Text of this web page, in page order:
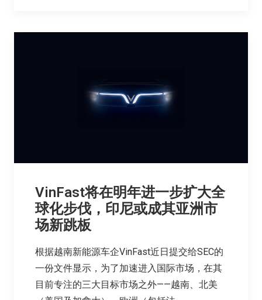
VinFast将在明年进一步扩大全
球化步伐，印尼或成其亚洲市
场新跳板
根据越南新能源车企VinFast近日提交给SEC的
一份文件显示，为了加速进入国际市场，在其
目前专注的三大目标市场之外——越南、北美